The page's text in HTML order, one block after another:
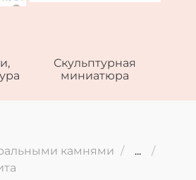
Скульптурная
миниатюра
камнями
...